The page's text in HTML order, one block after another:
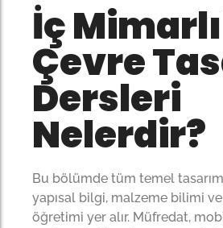
İç
Çevre
Dersleri
Nelerdir?
Bu bölümde tüm temel
yapısal bilgi, malzeme bilimi
öğretimi yer alır. Müfredat,